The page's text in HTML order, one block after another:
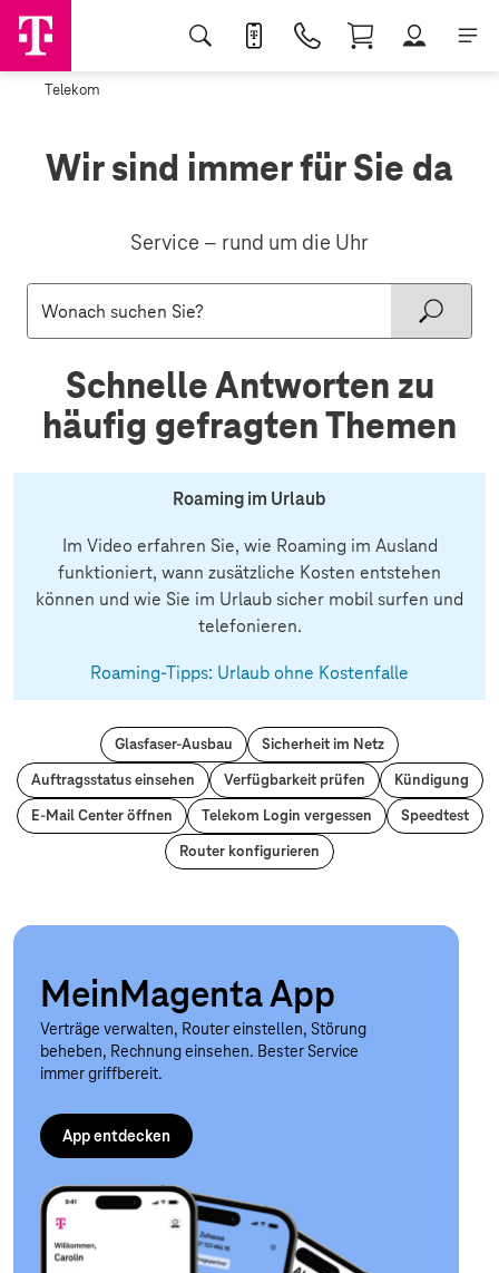
Telekom
Wir sind immer für Sie da
Service – rund um die Uhr
Schnelle Antworten zu
häufig gefragten Themen
Roaming im Urlaub
Im Video erfahren Sie, wie Roaming im Ausland
funktioniert, wann zusätzliche Kosten entstehen
können und wie Sie im Urlaub sicher mobil surfen und
telefonieren.
Roaming-Tipps: Urlaub ohne Kostenfalle
Glasfaser-Ausbau
Sicherheit im Netz
Auftragsstatus einsehen
Verfügbarkeit prüfen
Kündigung
E-Mail Center öffnen
Telekom Login vergessen
Speedtest
Router konfigurieren
MeinMagenta App
Verträge verwalten, Router einstellen, Störung
beheben, Rechnung einsehen. Bester Service
immer griffbereit.
App entdecken